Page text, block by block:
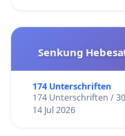
Senkung
174 Unterschriften
174 Unterschriften /
14 Jul 2026